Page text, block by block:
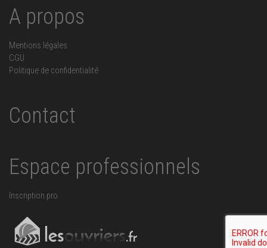
A propos
Mentions légales
CGU
Politique de confidentialité
Contact
Espace professionnels
Inscription pro